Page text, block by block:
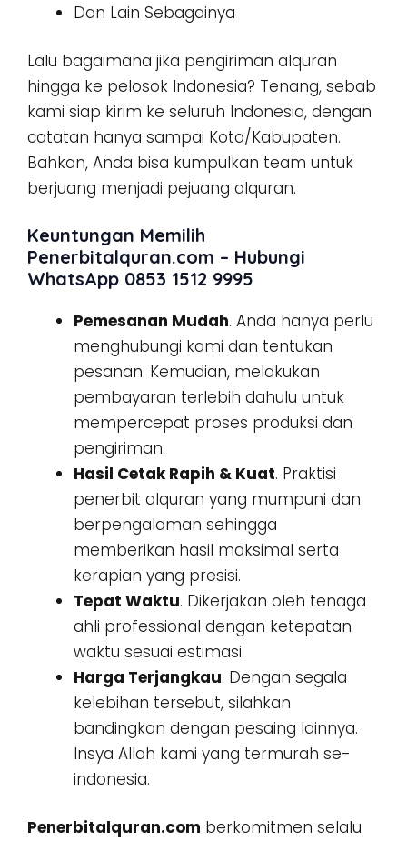
Dan Lain Sebagainya
Lalu bagaimana jika pengiriman alquran
hingga ke pelosok Indonesia? Tenang, sebab
kami siap kirim ke seluruh Indonesia, dengan
catatan hanya sampai Kota/Kabupaten.
Bahkan, Anda bisa kumpulkan team untuk
berjuang menjadi pejuang alquran.
Keuntungan Memilih
Penerbitalquran.com – Hubungi
WhatsApp 0853 1512 9995
Pemesanan Mudah. Anda hanya perlu
menghubungi kami dan tentukan
pesanan. Kemudian, melakukan
pembayaran terlebih dahulu untuk
mempercepat proses produksi dan
pengiriman.
Hasil Cetak Rapih & Kuat. Praktisi
penerbit alquran yang mumpuni dan
berpengalaman sehingga
memberikan hasil maksimal serta
kerapian yang presisi.
Tepat Waktu. Dikerjakan oleh tenaga
ahli professional dengan ketepatan
waktu sesuai estimasi.
Harga Terjangkau. Dengan segala
kelebihan tersebut, silahkan
bandingkan dengan pesaing lainnya.
Insya Allah kami yang termurah se-
indonesia.
Penerbitalquran.com berkomitmen selalu